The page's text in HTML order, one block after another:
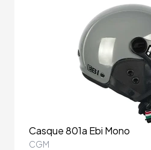
Casque 801a Ebi Mono
CGM